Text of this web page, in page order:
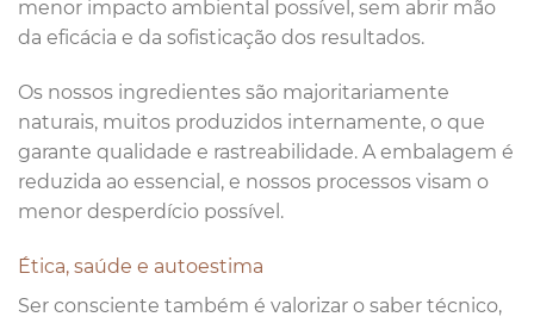
menor impacto ambiental possível, sem abrir mão
da eficácia e da sofisticação dos resultados.
Os nossos ingredientes são majoritariamente
naturais, muitos produzidos internamente, o que
garante qualidade e rastreabilidade. A embalagem é
reduzida ao essencial, e nossos processos visam o
menor desperdício possível.
Ética, saúde e autoestima
Ser consciente também é valorizar o saber técnico,